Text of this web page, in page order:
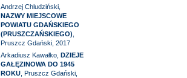
Andrzej Chludziński,
NAZWY MIEJSCOWE
POWIATU GDAŃSKIEGO
(PRUSZCZAŃSKIEGO)
Pruszcz Gdański, 2017
Arkadiusz Kawałko, DZIEJE
GAŁĘZINOWA DO 1945
ROKU, Pruszcz Gdański,